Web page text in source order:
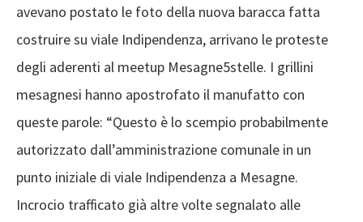
avevano postato le foto della nuova baracca fatta
costruire su viale Indipendenza, arrivano le proteste
degli aderenti al meetup Mesagne5stelle. I grillini
mesagnesi hanno apostrofato il manufatto con
queste parole: “Questo è lo scempio probabilmente
autorizzato dall’amministrazione comunale in un
punto iniziale di viale Indipendenza a Mesagne.
Incrocio trafficato già altre volte segnalato alle